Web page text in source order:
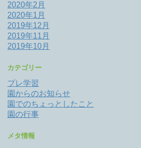
2020年2月
2020年1月
2019年12月
2019年11月
2019年10月
カテゴリー
プレ学習
園からのお知らせ
園でのちょっとしたこと
園の行事
メタ情報